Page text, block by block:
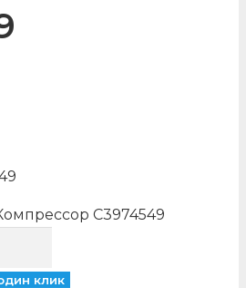
C3974549
клик